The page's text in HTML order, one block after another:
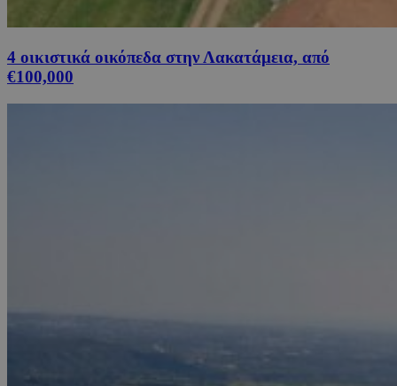
4 οικιστικά οικόπεδα στην Λακατάμεια, από
€100,000